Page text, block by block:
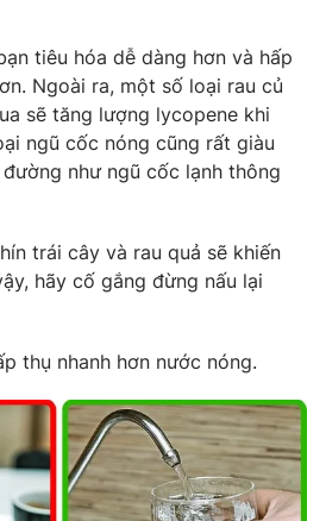
hình thức nếu không có sự chấp
nguồn VTV.vn khi phát hành lại
tiêu hóa dễ dàng hơn và hấp
Ngoài ra, một số loại rau củ
sẽ tăng lượng lycopene khi
ngũ cốc nóng cũng rất giàu
như ngũ cốc lạnh thông
trái cây và rau quả sẽ khiến
hãy cố gắng đừng nấu lại
thụ nhanh hơn nước nóng.